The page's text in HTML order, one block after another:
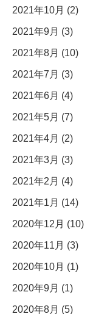
2021年10月 (2)
2021年9月 (3)
2021年8月 (10)
2021年7月 (3)
2021年6月 (4)
2021年5月 (7)
2021年4月 (2)
2021年3月 (3)
2021年2月 (4)
2021年1月 (14)
2020年12月 (10)
2020年11月 (3)
2020年10月 (1)
2020年9月 (1)
2020年8月 (5)